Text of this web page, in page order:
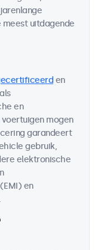
uitdagende
en
en
mogen
garandeert
gebruik,
elektronische
en